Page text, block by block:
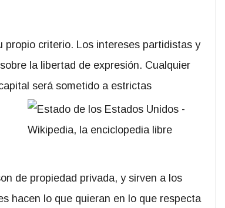
propio criterio. Los intereses partidistas y
la libertad de expresión. Cualquier
será sometido a estrictas
de propiedad privada, y sirven a los
hacen lo que quieran en lo que respecta